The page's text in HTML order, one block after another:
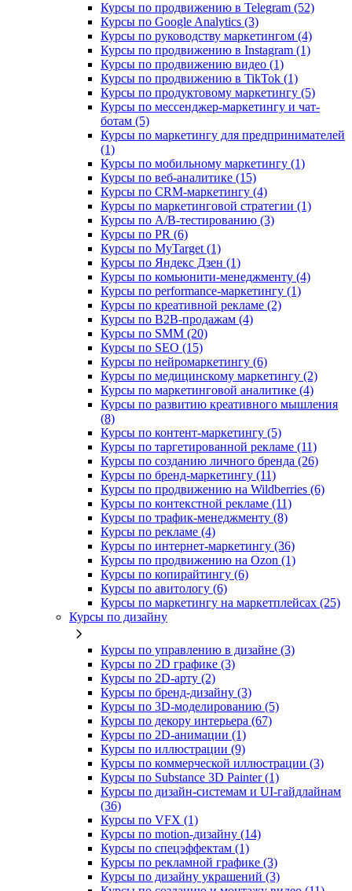
Курсы по продвижению в Telegram (52)
Курсы по Google Analytics (3)
Курсы по руководству маркетингом (4)
Курсы по продвижению в Instagram (1)
Курсы по продвижению видео (1)
Курсы по продвижению в TikTok (1)
Курсы по продуктовому маркетингу (5)
Курсы по мессенджер-маркетингу и чат-
ботам (5)
Курсы по маркетингу для предпринимателей
(1)
Курсы по мобильному маркетингу (1)
Курсы по веб-аналитике (15)
Курсы по CRM-маркетингу (4)
Курсы по маркетинговой стратегии (1)
Курсы по A/B-тестированию (3)
Курсы по PR (6)
Курсы по MyTarget (1)
Курсы по Яндекс Дзен (1)
Курсы по комьюнити-менеджменту (4)
Курсы по performance-маркетингу (1)
Курсы по креативной рекламе (2)
Курсы по B2B-продажам (4)
Курсы по SMM (20)
Курсы по SEO (15)
Курсы по нейромаркетингу (6)
Курсы по медицинскому маркетингу (2)
Курсы по маркетинговой аналитике (4)
Курсы по развитию креативного мышления
(8)
Курсы по контент-маркетингу (5)
Курсы по таргетированной рекламе (11)
Курсы по созданию личного бренда (26)
Курсы по бренд-маркетингу (11)
Курсы по продвижению на Wildberries (6)
Курсы по контекстной рекламе (11)
Курсы по трафик-менеджменту (8)
Курсы по рекламе (4)
Курсы по интернет-маркетингу (36)
Курсы по продвижению на Ozon (1)
Курсы по копирайтингу (6)
Курсы по авитологу (6)
Курсы по маркетингу на маркетплейсах (25)
Курсы по дизайну
Курсы по управлению в дизайне (3)
Курсы по 2D графике (3)
Курсы по 2D‑арту (2)
Курсы по бренд‑дизайну (3)
Курсы по 3D‑моделированию (5)
Курсы по декору интерьера (67)
Курсы по 2D‑анимации (1)
Курсы по иллюстрации (9)
Курсы по коммерческой иллюстрации (3)
Курсы по Substance 3D Painter (1)
Курсы по дизайн-системам и UI-гайдлайнам
(36)
Курсы по VFX (1)
Курсы по motion-дизайну (14)
Курсы по спецэффектам (1)
Курсы по рекламной графике (3)
Курсы по дизайну украшений (3)